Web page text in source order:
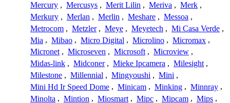
Mercury , Mercusys , Merit Lilin , Meriva , Merk ,
Merkury , Merlan , Merlin , Meshare , Messoa ,
Metrocom , Metzler , Meye , Meyetech , Mi Casa Verde ,
Mia , Mibao , Micro Digital , Microlino , Micromax ,
Micronet , Microseven , Microsoft , Microview ,
Midas-link , Midconer , Mieke Ipcamera , Milesight ,
Milestone , Millennial , Mingyoushi , Mini ,
Mini Hd Ir Speed Dome , Minicam , Minking , Minnray ,
Minolta , Mintion , Miosmart , Mipc , Mipcam , Mips ,